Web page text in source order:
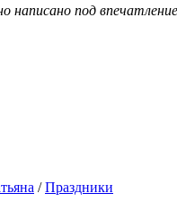
написано под
/Праздники